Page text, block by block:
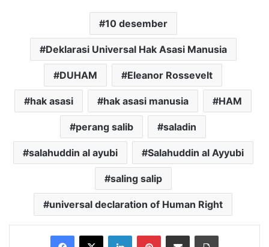
10 desember
Deklarasi Universal Hak Asasi Manusia
DUHAM Eleanor Rossevelt
hak asasi hak asasi manusia HAM
perang salib saladin
salahuddin al ayubi Salahuddin al Ayyubi
saling salip
universal declaration of Human Right
Facebook
X LinkedInPinterestShare via Email Print